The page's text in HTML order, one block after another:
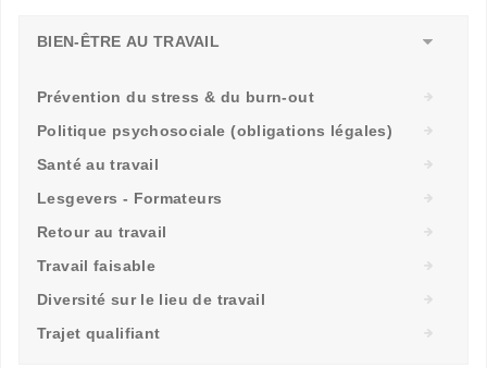
BIEN-ÊTRE AU TRAVAIL
Prévention du stress & du burn-out
Politique psychosociale (obligations légales)
Santé au travail
Lesgevers - Formateurs
Retour au travail
Travail faisable
Diversité sur le lieu de travail
Trajet qualifiant